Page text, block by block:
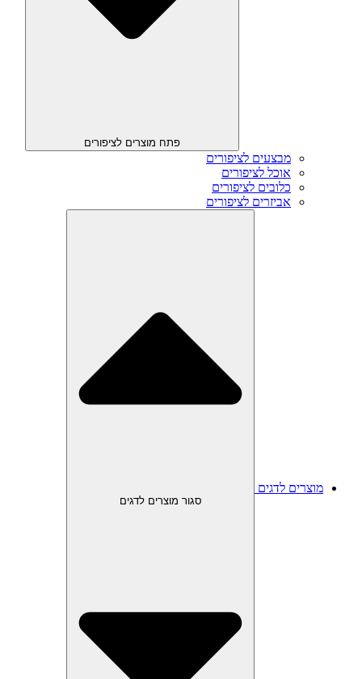
פתח מוצרים לציפורים
מבצעים לציפורים
אוכל לציפורים
כלובים לציפורים
אביזרים לציפורים
מוצרים לדגים
סגור מוצרים לדגים